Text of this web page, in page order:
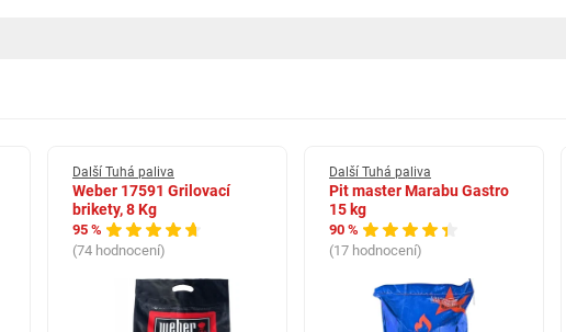
Další Tuhá paliva
Weber 17591 Grilovací
brikety, 8 Kg
95 %
(74 hodnocení)
Další Tuhá paliva
Pit master Marabu Gastro
15 kg
90 %
(17 hodnocení)